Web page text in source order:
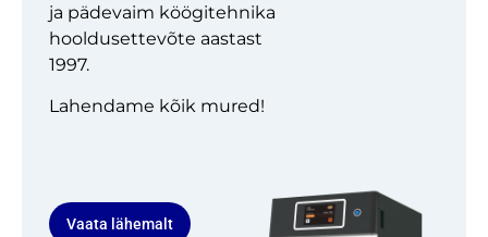
ja pädevaim köögitehnika
hooldusettevõte aastast
1997.
Lahendame kõik mured!
Vaata lähemalt